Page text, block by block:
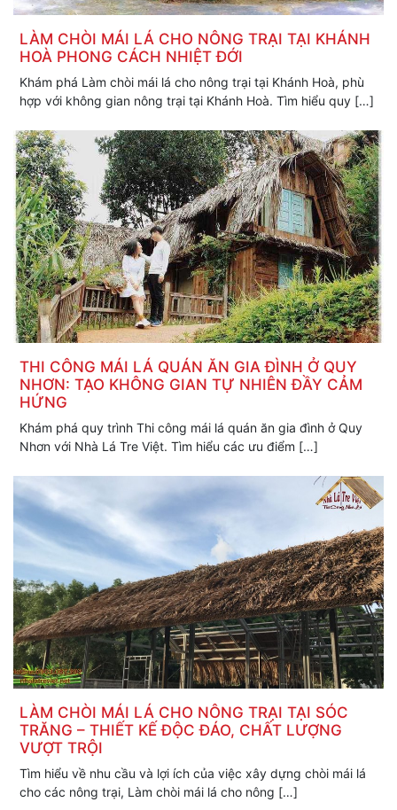
LÀM CHÒI MÁI LÁ CHO NÔNG TRẠI TẠI KHÁNH
HOÀ PHONG CÁCH NHIỆT ĐỚI
Khám phá Làm chòi mái lá cho nông trại tại Khánh Hoà, phù
hợp với không gian nông trại tại Khánh Hoà. Tìm hiểu quy […]
THI CÔNG MÁI LÁ QUÁN ĂN GIA ĐÌNH Ở QUY
NHƠN: TẠO KHÔNG GIAN TỰ NHIÊN ĐẦY CẢM
HỨNG
Khám phá quy trình Thi công mái lá quán ăn gia đình ở Quy
Nhơn với Nhà Lá Tre Việt. Tìm hiểu các ưu điểm […]
LÀM CHÒI MÁI LÁ CHO NÔNG TRẠI TẠI SÓC
TRĂNG – THIẾT KẾ ĐỘC ĐÁO, CHẤT LƯỢNG
VƯỢT TRỘI
Tìm hiểu về nhu cầu và lợi ích của việc xây dựng chòi mái lá
cho các nông trại, Làm chòi mái lá cho nông […]